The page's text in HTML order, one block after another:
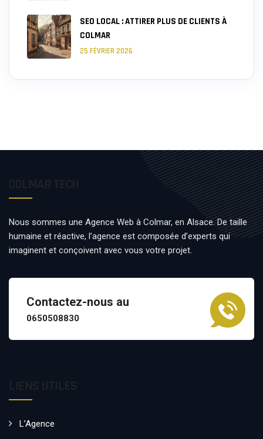
SEO LOCAL : ATTIRER PLUS DE CLIENTS À
COLMAR
25 FÉVRIER 2026
Nous sommes une Agence Web à Colmar, en Alsace. De taille
humaine et réactive, l’agence est composée d’experts qui
imaginent et conçoivent avec vous votre projet.
Contactez-nous au
0650508830
L’Agence